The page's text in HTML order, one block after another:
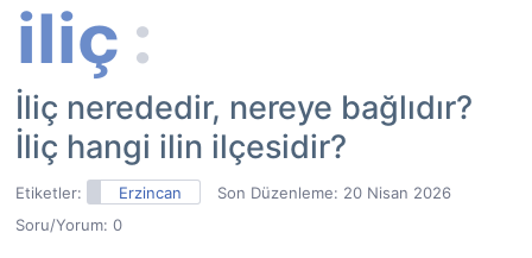
İliç nerededir, nereye bağlıdır?
İliç hangi ilin ilçesidir?
Etiketler: Erzincan Son Düzenleme: 20 Nisan 2026
Soru/Yorum: 0